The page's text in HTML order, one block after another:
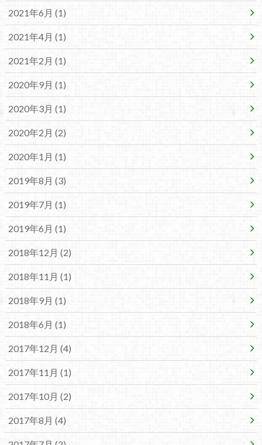
2021年6月 (1)
2021年4月 (1)
2021年2月 (1)
2020年9月 (1)
2020年3月 (1)
2020年2月 (2)
2020年1月 (1)
2019年8月 (3)
2019年7月 (1)
2019年6月 (1)
2018年12月 (2)
2018年11月 (1)
2018年9月 (1)
2018年6月 (1)
2017年12月 (4)
2017年11月 (1)
2017年10月 (2)
2017年8月 (4)